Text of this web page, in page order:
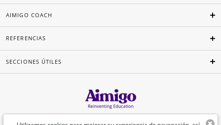
AIMIGO COACH
REFERENCIAS
SECCIONES ÚTILES